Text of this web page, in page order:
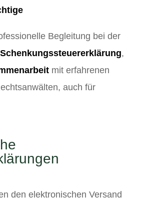
Begleitung bei der
Schenkungssteuererklärung,
mit erfahrenen
auch für
den elektronischen Versand